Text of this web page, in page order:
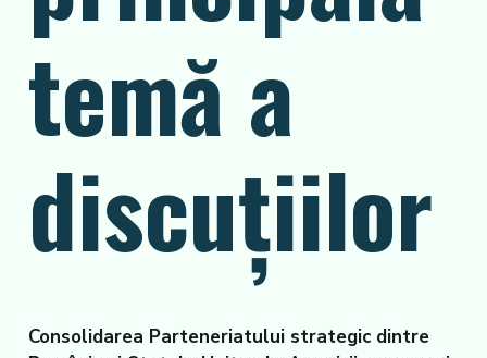
temă a
discuțiilor
Consolidarea Parteneriatului strategic dintre